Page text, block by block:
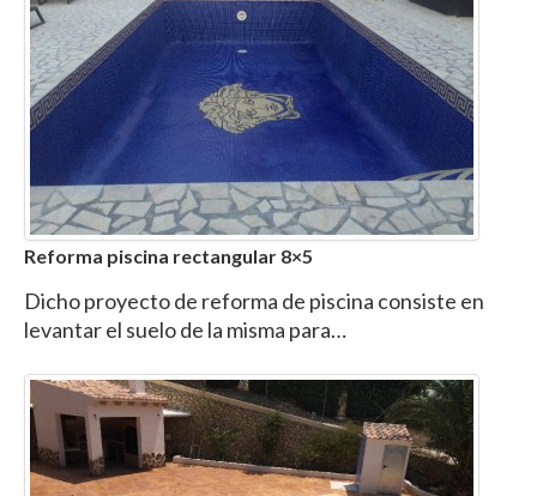
Reforma piscina rectangular 8×5
Dicho proyecto de reforma de piscina consiste en
levantar el suelo de la misma para…